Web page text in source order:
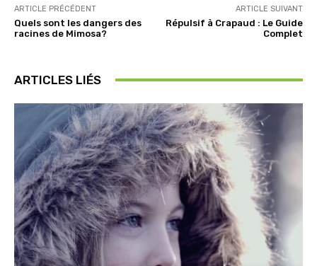
ARTICLE PRÉCÉDENT
Quels sont les dangers des
racines de Mimosa?
ARTICLE SUIVANT
Répulsif à Crapaud : Le Guide
Complet
ARTICLES LIÉS